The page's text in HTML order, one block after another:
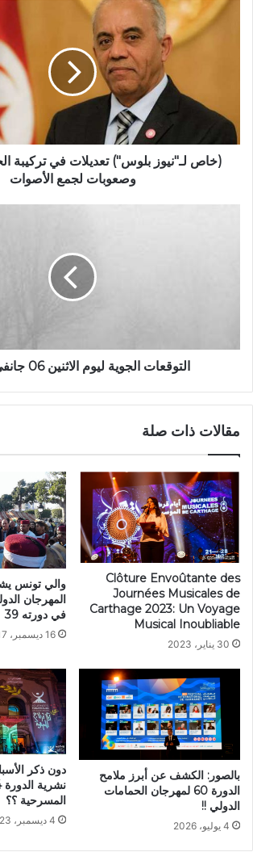
(خاص لـ"نيوز بلوس") تعديلات في تركيبة
وصعوبات لجمع الأصوات
التوقعات الجوية ليوم الاثنين 06 جانفي 2020
مقالات ذات صلة
Clôture Envoûtante des
Journées Musicales de
Carthage 2023: Un Voyage
Musical Inoubliable
30 يناير، 2023
والي تونس
المهرجان
في دورته 39
16 ديسمبر، 2017
بالصور: الكشف عن أبرز ملامح
الدورة 60 لمهرجان الحمامات
الدولي !!
4 يوليو، 2026
دون ذكر
المسرحية ؟؟
4 ديسمبر، 2023